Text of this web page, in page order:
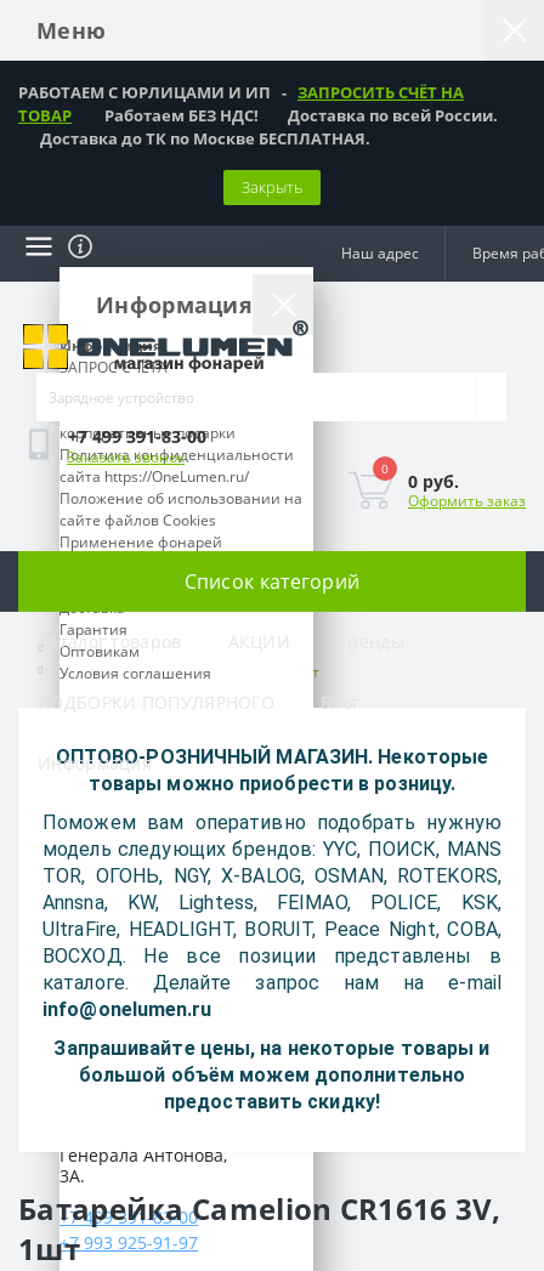
Меню
РАБОТАЕМ С ЮРЛИЦАМИ И ИП - ЗАПРОСИТЬ СЧЁТ НА
ТОВАР Работаем БЕЗ НДС! Доставка по всей России.
Доставка до ТК по Москве БЕСПЛАТНАЯ.
Закрыть
Информация
Информация
ЗАПРОС СЧЁТА
Как оформить заказ?
Подарки мужчинам,
корпоративные подарки
Политика конфиденциальности
сайта https://OneLumen.ru/
Положение об использовании на
сайте файлов Cookies
Применение фонарей
Доставка
Гарантия
Оптовикам
Условия соглашения
Время работы:
СБ-ВС: выходной
свой приезд по телефону
Телефоны:
+7 499 391-83-00
+7 993 925-91-97
Наш e-mail:
info@onelumen.ru
Наш адрес:
Генерала Антонова,
3А.
+7 499 391-83-00
+7 993 925-91-97
Наш адрес Время
+7 499 391-83-00
Заказать звонок
0
0 руб.
Оформить заказ
Список категорий
Каталог товаров АКЦИИ
ПОДБОРКИ ПОПУЛЯРНОГО
Информация
Батарейки неперезаряжаемые
Батарейка Camelion CR1616 3V, 1шт
ОПТОВО-РОЗНИЧНЫЙ МАГАЗИН. Некоторые
товары можно приобрести в розницу.
Поможем вам оперативно подобрать нужную
модель следующих брендов: YYC, ПОИСК, MANS
TOR, ОГОНЬ, NGY, X-BALOG, OSMAN, ROTEKORS,
Annsna, KW, Lightess, FEIMAO, POLICE, KSK,
UltraFire, HEADLIGHT, BORUIT, Peace Night, COBA,
ВОСХОД. Не все позиции представлены в
каталоге. Делайте запрос нам на e-mail
info@onelumen.ru
Запрашивайте цены, на некоторые товары и
большой объём можем дополнительно
предоставить скидку!
Батарейка Camelion CR1616 3V,
1шт